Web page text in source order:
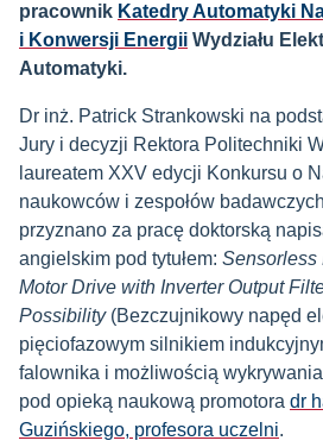
pracownik Katedry Automatyki
i Konwersji Energii Wydziału
Automatyki.
Dr inż. Patrick Strankowski na
Jury i decyzji Rektora Politechniki
laureatem XXV edycji Konkursu o
naukowców i zespołów
przyznano za pracę doktorską
angielskim pod tytułem: Sensorless
Motor Drive with Inverter Output
Possibility(Bezczujnikowy napęd
pięciofazowym silnikiem
falownika i możliwością
pod opieką naukową promotora dr
Guzińskiego, profesora uczelni.